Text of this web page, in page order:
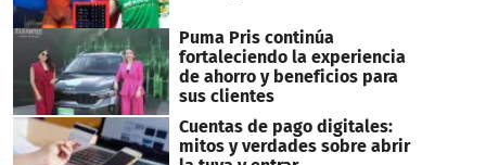
Puma Pris continúa
fortaleciendo la experiencia
de ahorro y beneficios para
sus clientes
Cuentas de pago digitales:
mitos y verdades sobre abrir